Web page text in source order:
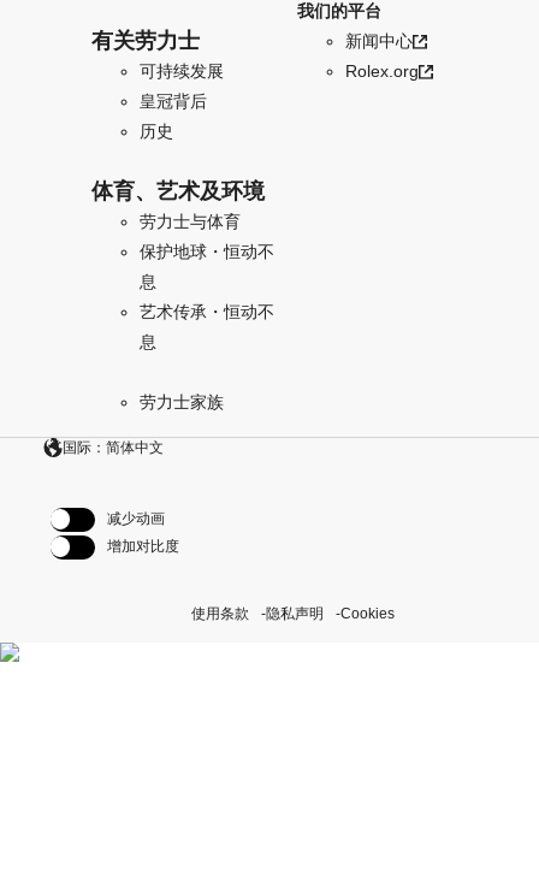
有关劳力士
可持续发展
皇冠背后
历史
体育、艺术及环境
劳力士与体育
保护地球・恒动不
息
艺术传承・恒动不
息
劳力士家族
我们的平台
新闻中心
Rolex.org
国际：简体中文
减少动画
增加对比度
使用条款 隐私声明 Cookies